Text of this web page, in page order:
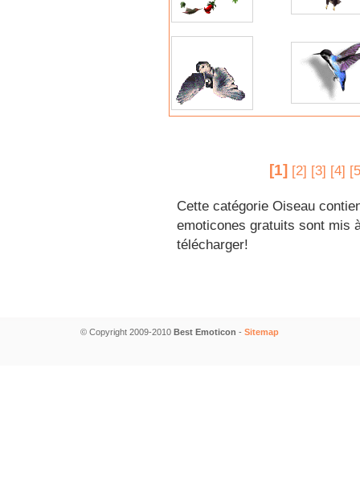
[1] [2] [3] [4]
Cette catégorie Oiseau
emoticones gratuits sont mis
télécharger!
© Copyright 2009-2010 Best Emoticon - Sitemap